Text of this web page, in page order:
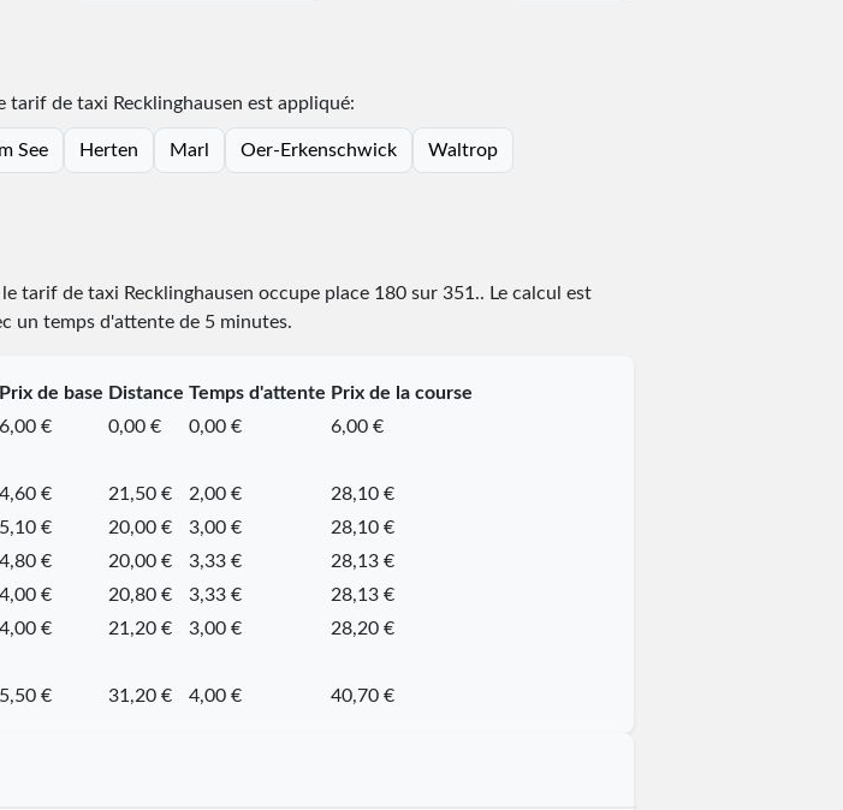
tarif de taxi Recklinghausen est appliqué:
See Herten Marl Oer-Erkenschwick Waltrop
tarif de taxi Recklinghausen occupe place 180sur 351 .. Le calcul est
un temps d'attente de 5 minutes.
Prix de base Distance Temps d'attente Prix de la course
6,00 € 0,00 € 0,00 €
6,00 €
4,60 € 21,50 € 2,00 €
28,10 €
5,10 € 20,00 € 3,00 €
28,10 €
4,80 € 20,00 € 3,33 €
28,13 €
4,00 € 20,80 € 3,33 €
28,13 €
4,00 € 21,20 € 3,00 €
28,20 €
5,50 € 31,20 € 4,00 € 40,70 €